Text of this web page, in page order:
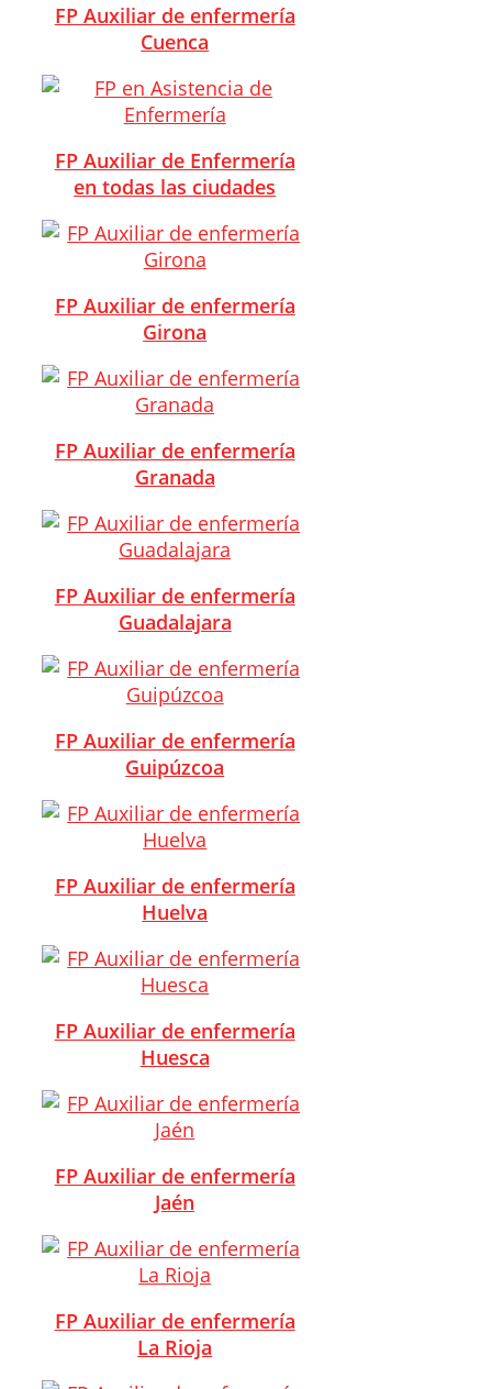
FP Auxiliar de enfermería
Cuenca
FP Auxiliar de Enfermería
en todas las ciudades
FP Auxiliar de enfermería
Girona
FP Auxiliar de enfermería
Granada
FP Auxiliar de enfermería
Guadalajara
FP Auxiliar de enfermería
Guipúzcoa
FP Auxiliar de enfermería
Huelva
FP Auxiliar de enfermería
Huesca
FP Auxiliar de enfermería
Jaén
FP Auxiliar de enfermería
La Rioja